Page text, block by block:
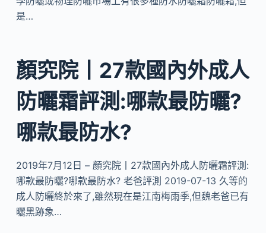
是…
顏究院丨27款國內外成人
防曬霜評測:哪款最防曬?
哪款最防水?
2019年7月12日 – 顏究院丨27款國內外成人防曬霜評測:
哪款最防曬?哪款最防水? 老爸評測 2019-07-13 久等的
成人防曬終於來了,雖然現在是江南梅雨季,但魏老爸已有
曬黑跡象…